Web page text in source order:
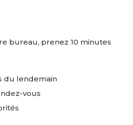
bureau, prenez 10 minutes
du lendemain
vous